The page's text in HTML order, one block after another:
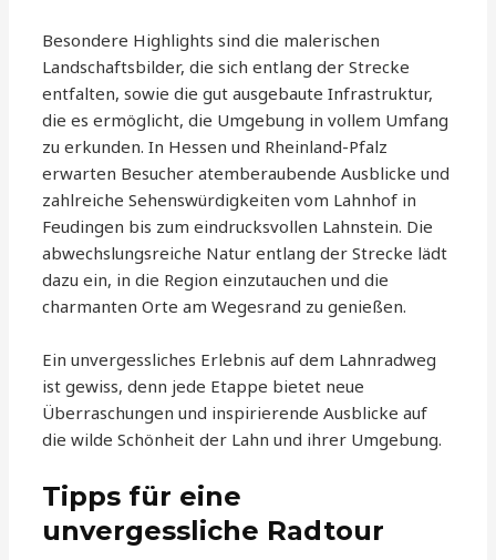
Besondere Highlights sind die malerischen
Landschaftsbilder, die sich entlang der Strecke
entfalten, sowie die gut ausgebaute Infrastruktur,
die es ermöglicht, die Umgebung in vollem Umfang
zu erkunden. In Hessen und Rheinland-Pfalz
erwarten Besucher atemberaubende Ausblicke und
zahlreiche Sehenswürdigkeiten vom Lahnhof in
Feudingen bis zum eindrucksvollen Lahnstein. Die
abwechslungsreiche Natur entlang der Strecke lädt
dazu ein, in die Region einzutauchen und die
charmanten Orte am Wegesrand zu genießen.
Ein unvergessliches Erlebnis auf dem Lahnradweg
ist gewiss, denn jede Etappe bietet neue
Überraschungen und inspirierende Ausblicke auf
die wilde Schönheit der Lahn und ihrer Umgebung.
Tipps für eine
unvergessliche Radtour